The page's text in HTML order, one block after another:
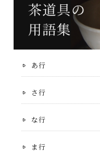
あ行
さ行
な行
ま行